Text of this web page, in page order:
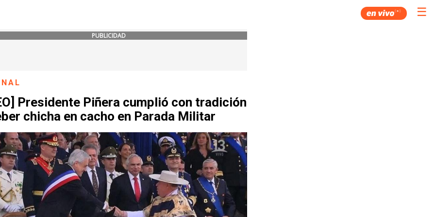
☰
PUBLICIDAD
Presidente Piñera cumplió con tradición
chicha en cacho en Parada Militar